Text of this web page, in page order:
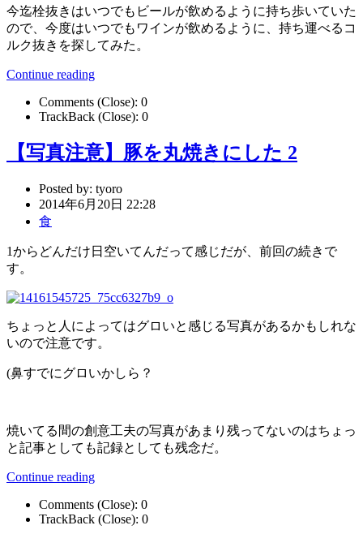
今迄栓抜きはいつでもビールが飲めるように持ち歩いていた
ので、今度はいつでもワインが飲めるように、持ち運べるコ
ルク抜きを探してみた。
Continue reading
Comments (Close): 0
TrackBack (Close): 0
【写真注意】豚を丸焼きにした 2
Posted by: tyoro
2014年6月20日 22:28
食
1からどんだけ日空いてんだって感じだが、前回の続きで
す。
ちょっと人によってはグロいと感じる写真があるかもしれな
いので注意です。
(鼻すでにグロいかしら？
焼いてる間の創意工夫の写真があまり残ってないのはちょっ
と記事としても記録としても残念だ。
Continue reading
Comments (Close): 0
TrackBack (Close): 0